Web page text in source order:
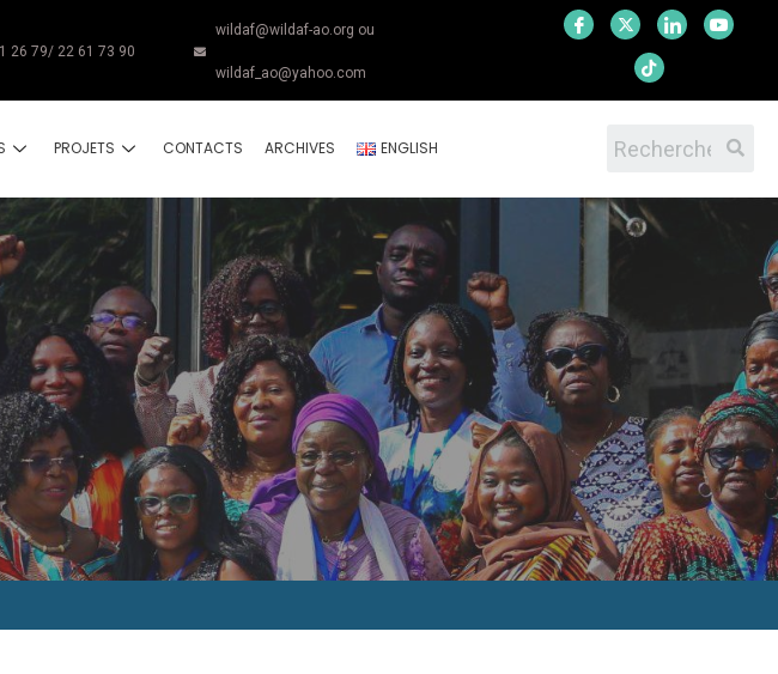
26 79/ 22 61 73 90
wildaf@wildaf-ao.org ou
wildaf_ao@yahoo.com
PROJETS CONTACTS ARCHIVES ENGLISH